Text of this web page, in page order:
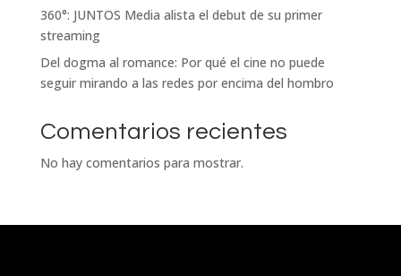
360°: JUNTOS Media alista el debut de su primer
streaming
Del dogma al romance: Por qué el cine no puede
seguir mirando a las redes por encima del hombro
Comentarios recientes
No hay comentarios para mostrar.